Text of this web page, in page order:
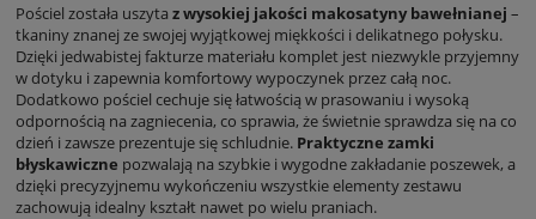
Pościel została uszyta z wysokiej jakości makosatyny bawełnianej –
tkaniny znanej ze swojej wyjątkowej miękkości i delikatnego połysku.
Dzięki jedwabistej fakturze materiału komplet jest niezwykle przyjemny
w dotyku i zapewnia komfortowy wypoczynek przez całą noc.
Dodatkowo pościel cechuje się łatwością w prasowaniu i wysoką
odpornością na zagniecenia, co sprawia, że świetnie sprawdza się na co
dzień i zawsze prezentuje się schludnie. Praktyczne zamki
błyskawiczne pozwalają na szybkie i wygodne zakładanie poszewek, a
dzięki precyzyjnemu wykończeniu wszystkie elementy zestawu
zachowują idealny kształt nawet po wielu praniach.